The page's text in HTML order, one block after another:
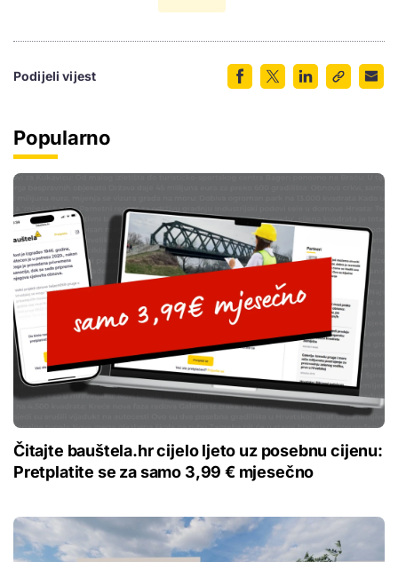
Podijeli vijest
Popularno
Čitajte bauštela.hr cijelo ljeto uz posebnu cijenu:
Pretplatite se za samo 3,99 € mjesečno